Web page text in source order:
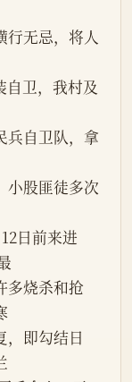
行无忌，将人
兵自卫队，拿
小股匪徒多次
日前来进
多烧杀和抢
，即勾结日